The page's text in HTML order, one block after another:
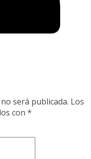
será publicada. Los
con *